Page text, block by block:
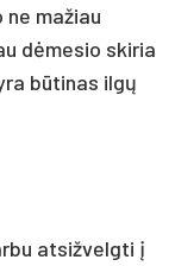
mažiau
dėmesio skiria
būtinas ilgų
atsižvelgti į